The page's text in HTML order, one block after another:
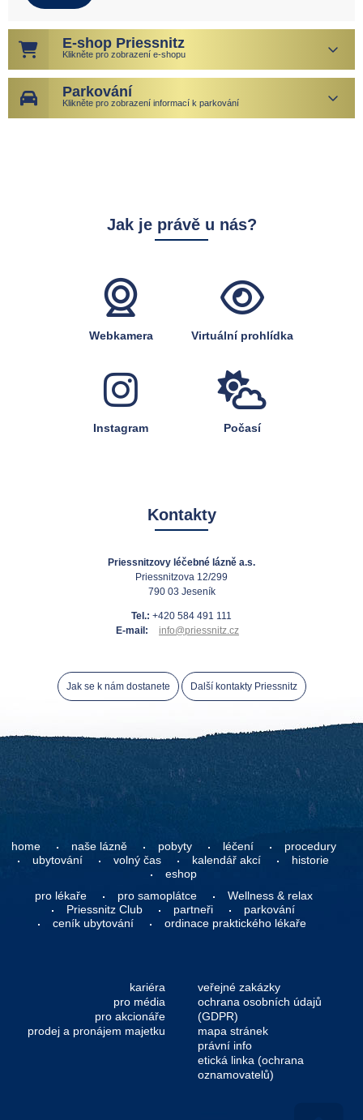
E-shop Priessnitz
Klikněte pro zobrazení e-shopu
Parkování
Klikněte pro zobrazení informací k parkování
Jak je právě u nás?
Webkamera Virtuální prohlídka
Instagram Počasí
Kontakty
Priessnitzovy léčebné lázně a.s.
Priessnitzova 12/299
790 03 Jeseník
Tel.: +420 584 491 111
E-mail:
info@priessnitz.cz
Jak se k nám dostanete Další kontakty Priessnitz
home naše lázně pobyty léčení
procedury
ubytování
volný čas kalendář akcí
historie
eshop
pro lékaře
pro samoplátce
Wellness & relax
Priessnitz Club
partneři
parkování
ceník ubytování
ordinace praktického lékaře
kariéra
pro média
pro akcionáře
prodej a pronájem majetku
veřejné zakázky
ochrana osobních údajů
(GDPR)
mapa stránek
právní info
etická linka (ochrana
oznamovatelů)